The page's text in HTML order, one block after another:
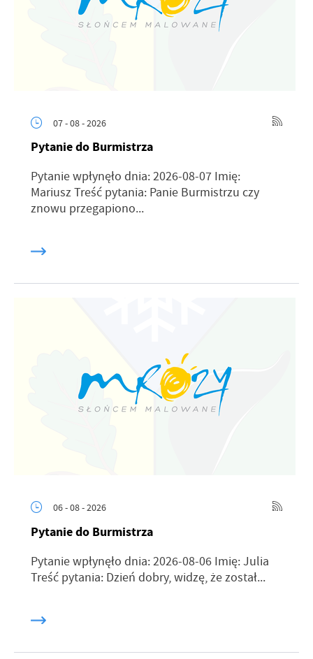
07 - 08 - 2026
Pytanie do Burmistrza
Pytanie wpłynęło dnia: 2026-08-07 Imię:
Mariusz Treść pytania: Panie Burmistrzu czy
znowu przegapiono...
06 - 08 - 2026
Pytanie do Burmistrza
Pytanie wpłynęło dnia: 2026-08-06 Imię: Julia
Treść pytania: Dzień dobry, widzę, że został...